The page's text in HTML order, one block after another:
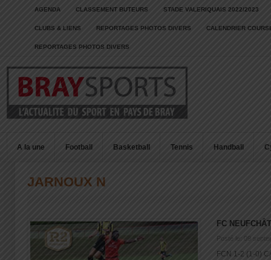
AGENDA CLASSEMENT BUTEURS STADE VALERIQUAIS 2022/2023
CLUBS & LIENS REPORTAGES PHOTOS DIVERS CALENDRIER
REPORTAGES PHOTOS DIVERS
A la une Football Basketball Tennis Handball
JARNOUX N
FC
Posté le: 09
FCN 1-2 (1-0)